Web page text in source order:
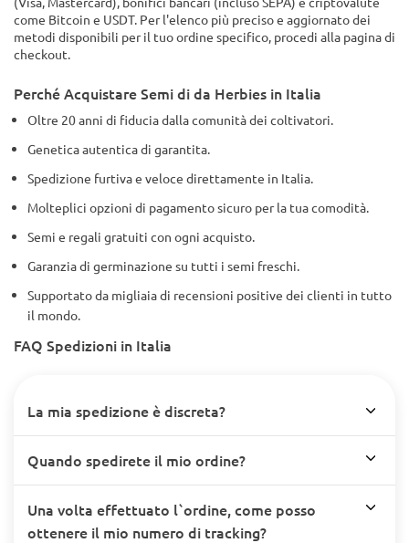
come Bitcoin e USDT. Per l'elenco più preciso e aggiornato dei
metodi disponibili per il tuo ordine specifico, procedi alla pagina di
checkout.
Perché Acquistare Semi di da Herbies in Italia
Oltre 20 anni di fiducia dalla comunità dei coltivatori.
Genetica autentica di garantita.
Spedizione furtiva e veloce direttamente in Italia.
Molteplici opzioni di pagamento sicuro per la tua comodità.
Semi e regali gratuiti con ogni acquisto.
Garanzia di germinazione su tutti i semi freschi.
Supportato da migliaia di recensioni positive dei clienti in tutto
il mondo.
FAQ Spedizioni in Italia
La mia spedizione è discreta?
Quando spedirete il mio ordine?
Una volta effettuato l`ordine, come posso
ottenere il mio numero di tracking?